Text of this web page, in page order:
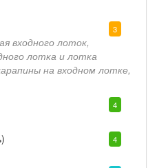
3
входного лоток,
лотка и лотка
на входном лотке,
4
4